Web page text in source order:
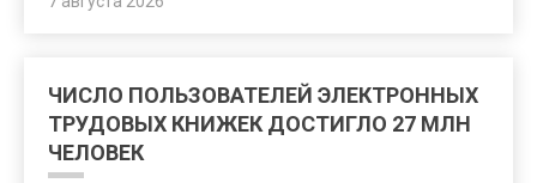
ЧИСЛО ПОЛЬЗОВАТЕЛЕЙ ЭЛЕКТРОННЫХ
ТРУДОВЫХ КНИЖЕК ДОСТИГЛО 27 МЛН
ЧЕЛОВЕК